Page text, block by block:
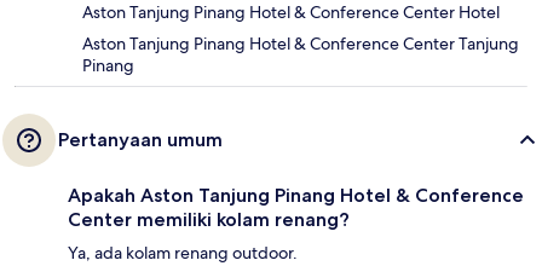
Aston Tanjung Pinang Hotel & Conference Center Hotel
Aston Tanjung Pinang Hotel & Conference Center Tanjung
Pinang
Pertanyaan umum
Apakah Aston Tanjung Pinang Hotel & Conference
Center memiliki kolam renang?
Ya, ada kolam renang outdoor.